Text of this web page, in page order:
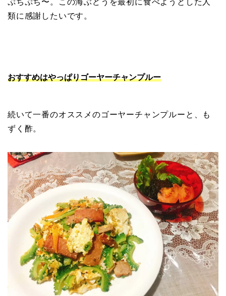
類に感謝したいです。
おすすめはやっぱりゴーヤーチャンプルー
続いて一番のオススメのゴーヤーチャンプルーと、も
ずく酢。